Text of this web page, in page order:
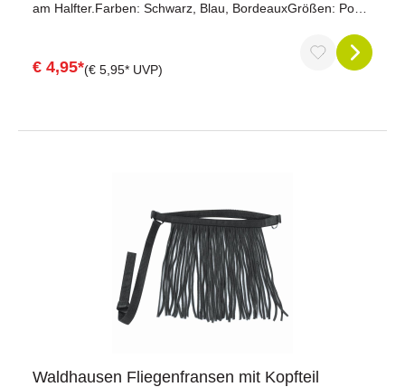
am Halfter.Farben: Schwarz, Blau, BordeauxGrößen: Pony
auf Lager, solange Vorrat reicht. Außerhalb der Saison nur
€ 4,95*(€ 5,95* UVP)
Waldhausen Fliegenfransen mit Kopfteil